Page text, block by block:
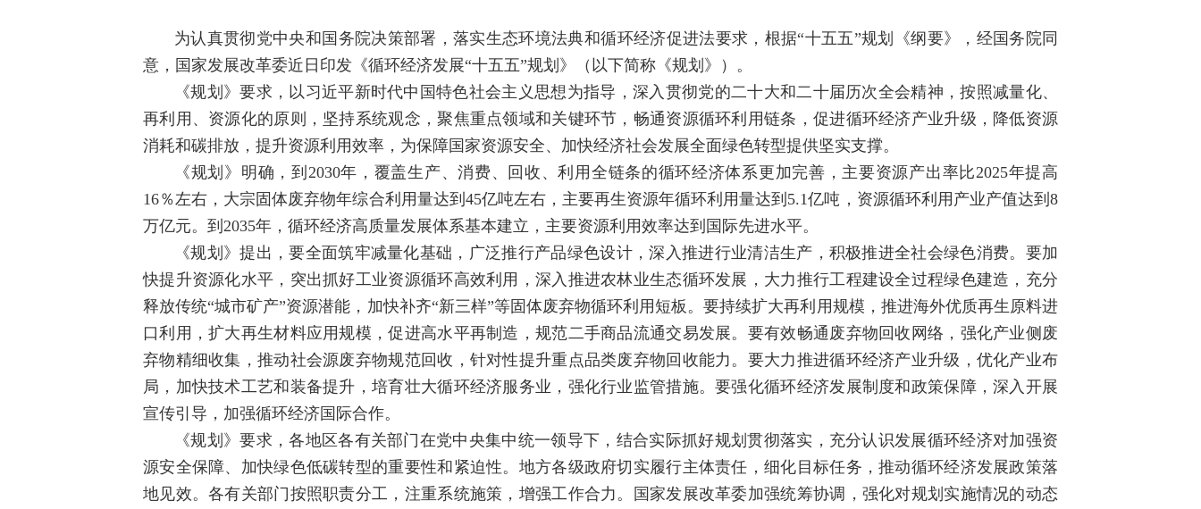
为认真贯彻党中央和国务院决策部署，落实生态环境法典和循环经济促进法要求，根据“十五五”规划《纲要》，经国务院同
意，国家发展改革委近日印发《循环经济发展“十五五”规划》（以下简称《规划》）。
《规划》要求，以习近平新时代中国特色社会主义思想为指导，深入贯彻党的二十大和二十届历次全会精神，按照减量化、
再利用、资源化的原则，坚持系统观念，聚焦重点领域和关键环节，畅通资源循环利用链条，促进循环经济产业升级，降低资源
消耗和碳排放，提升资源利用效率，为保障国家资源安全、加快经济社会发展全面绿色转型提供坚实支撑。
《规划》明确，到2030年，覆盖生产、消费、回收、利用全链条的循环经济体系更加完善，主要资源产出率比2025年提高
16％左右，大宗固体废弃物年综合利用量达到45亿吨左右，主要再生资源年循环利用量达到5.1亿吨，资源循环利用产业产值达到8
万亿元。到2035年，循环经济高质量发展体系基本建立，主要资源利用效率达到国际先进水平。
《规划》提出，要全面筑牢减量化基础，广泛推行产品绿色设计，深入推进行业清洁生产，积极推进全社会绿色消费。要加
快提升资源化水平，突出抓好工业资源循环高效利用，深入推进农林业生态循环发展，大力推行工程建设全过程绿色建造，充分
释放传统“城市矿产”资源潜能，加快补齐“新三样”等固体废弃物循环利用短板。要持续扩大再利用规模，推进海外优质再生原料进
口利用，扩大再生材料应用规模，促进高水平再制造，规范二手商品流通交易发展。要有效畅通废弃物回收网络，强化产业侧废
弃物精细收集，推动社会源废弃物规范回收，针对性提升重点品类废弃物回收能力。要大力推进循环经济产业升级，优化产业布
局，加快技术工艺和装备提升，培育壮大循环经济服务业，强化行业监管措施。要强化循环经济发展制度和政策保障，深入开展
宣传引导，加强循环经济国际合作。
《规划》要求，各地区各有关部门在党中央集中统一领导下，结合实际抓好规划贯彻落实，充分认识发展循环经济对加强资
源安全保障、加快绿色低碳转型的重要性和紧迫性。地方各级政府切实履行主体责任，细化目标任务，推动循环经济发展政策落
地见效。各有关部门按照职责分工，注重系统施策，增强工作合力。国家发展改革委加强统筹协调，强化对规划实施情况的动态